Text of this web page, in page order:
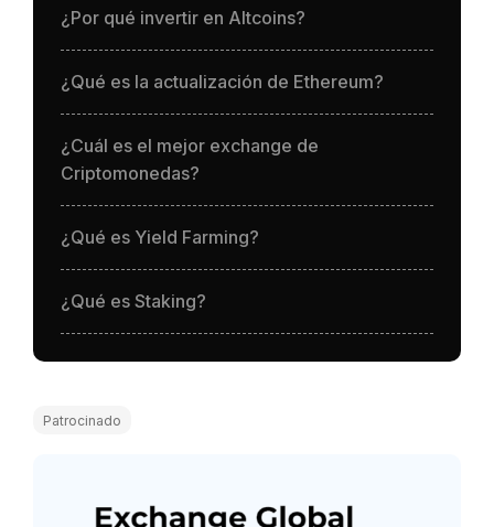
¿Por qué invertir en Altcoins?
¿Qué es la actualización de Ethereum?
¿Cuál es el mejor exchange de
Criptomonedas?
¿Qué es Yield Farming?
¿Qué es Staking?
Patrocinado